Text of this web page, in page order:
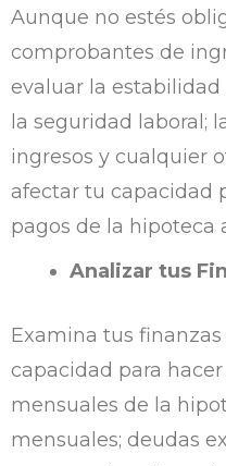
Aunque no estés
comprobantes de
evaluar la estabilidad
la seguridad laboral;
ingresos y cualquier
afectar tu capacidad
pagos de la hipoteca
Analizar tus
Examina tus
capacidad para
mensuales de la
mensuales; deudas